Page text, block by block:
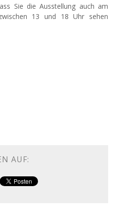
Sie die Ausstellung auch am
13 und 18 Uhr sehen
AUF: